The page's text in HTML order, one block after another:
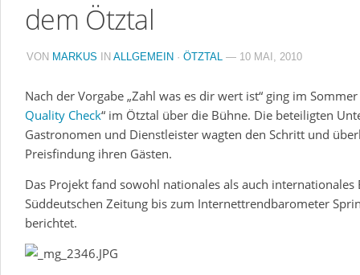
Kontakt
Datenschutzerklärung
dem Ötztal
VON MARKUS IN ALLGEMEIN · ÖTZTAL — 10 MAI, 2010
Nach der Vorgabe „Zahl was es dir wert ist“ ging im
Quality Check“ im Ötztal über die Bühne. Die beteiligten
Gastronomen und Dienstleister wagten den Schritt und
Preisfindung ihren Gästen.
Das Projekt fand sowohl nationales als auch internationales
Süddeutschen Zeitung bis zum Internettrendbarometer
berichtet.